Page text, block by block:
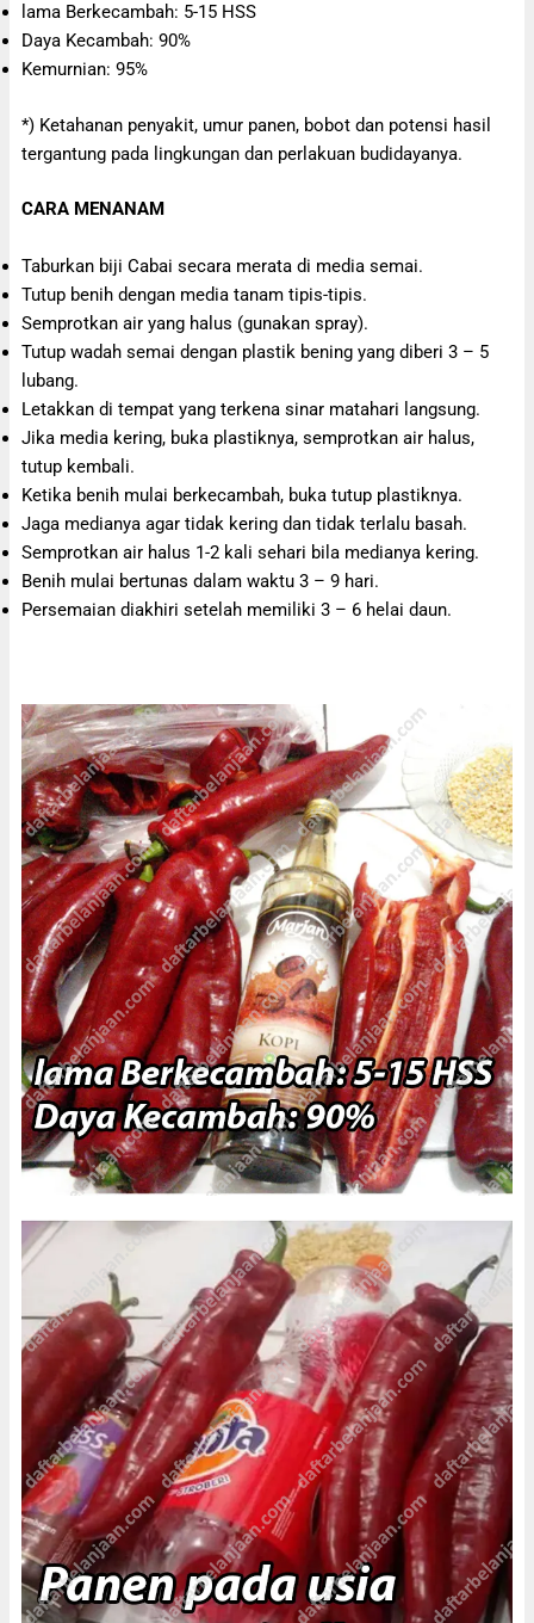
lama Berkecambah: 5-15 HSS
Daya Kecambah: 90%
Kemurnian: 95%
*) Ketahanan penyakit, umur panen, bobot dan potensi hasil
tergantung pada lingkungan dan perlakuan budidayanya.
CARA MENANAM
Taburkan biji Cabai secara merata di media semai.
Tutup benih dengan media tanam tipis-tipis.
Semprotkan air yang halus (gunakan spray).
Tutup wadah semai dengan plastik bening yang diberi 3 – 5
lubang.
Letakkan di tempat yang terkena sinar matahari langsung.
Jika media kering, buka plastiknya, semprotkan air halus,
tutup kembali.
Ketika benih mulai berkecambah, buka tutup plastiknya.
Jaga medianya agar tidak kering dan tidak terlalu basah.
Semprotkan air halus 1-2 kali sehari bila medianya kering.
Benih mulai bertunas dalam waktu 3 – 9 hari.
Persemaian diakhiri setelah memiliki 3 – 6 helai daun.